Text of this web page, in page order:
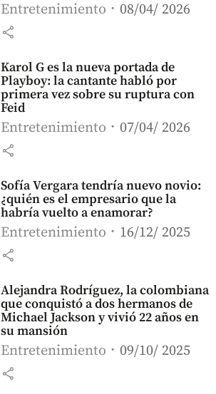
Entretenimiento 08/04/ 2026
share
Karol G es la nueva portada de
Playboy: la cantante habló por
primera vez sobre su ruptura con
Feid
Entretenimiento 07/04/ 2026
share
Sofía Vergara tendría nuevo novio:
¿quién es el empresario que la
habría vuelto a enamorar?
Entretenimiento 16/12/ 2025
share
Alejandra Rodríguez, la colombiana
que conquistó a dos hermanos de
Michael Jackson y vivió 22 años en
su mansión
Entretenimiento 09/10/ 2025
share